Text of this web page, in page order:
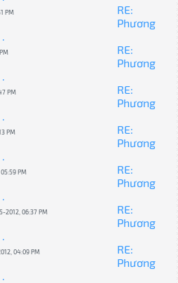
PM
RE:
Phương
RE:
Phương
PM
RE:
Phương
PM
RE:
Phương
PM
RE:
Phương
2012, 06:37 PM
RE:
Phương
04:09 PM
RE:
Phương